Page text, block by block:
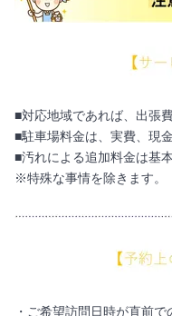
■対応地域であれば、出張
■駐車場料金は、実費、現
■汚れによる追加料金は基
※特殊な事情を除きます。
・ご希望訪問日時が直前